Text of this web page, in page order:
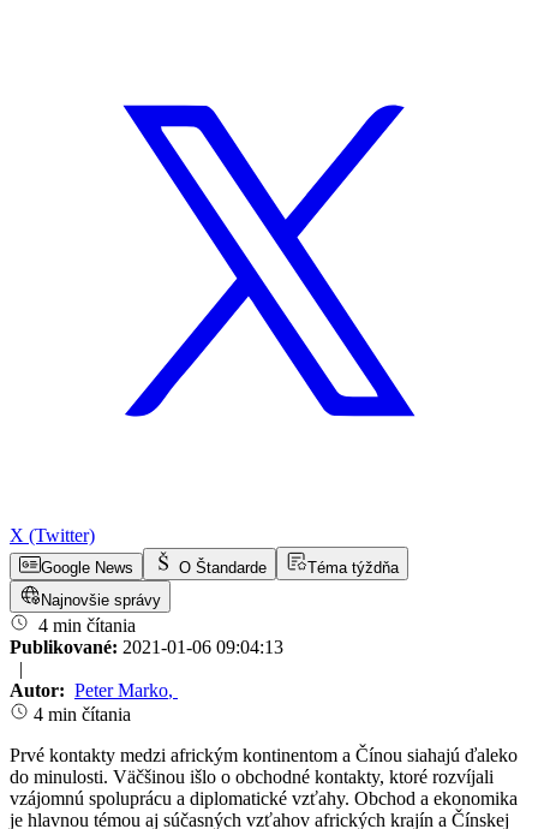
X (Twitter)
Google News O Štandarde
Téma týždňa
Najnovšie správy
4 min čítania
Publikované: 2021-01-06 09:04:13
|
Autor: Peter Marko,
4 min čítania
Prvé kontakty medzi africkým kontinentom a Čínou siahajú ďaleko
do minulosti. Väčšinou išlo o obchodné kontakty, ktoré rozvíjali
vzájomnú spoluprácu a diplomatické vzťahy. Obchod a ekonomika
je hlavnou témou aj súčasných vzťahov afrických krajín a Čínskej